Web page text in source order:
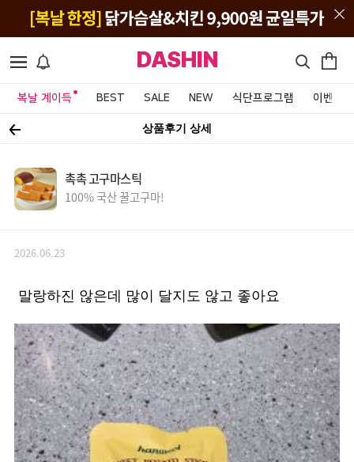
DASHIN
복날 계이득 BEST SALE NEW 식단프로그램 이벤트&
상품후기 상세
촉촉 고구마스틱
100% 국산 꿀고구마!
2026.06.23
말랑하진 않은데 많이 달지도 않고 좋아요